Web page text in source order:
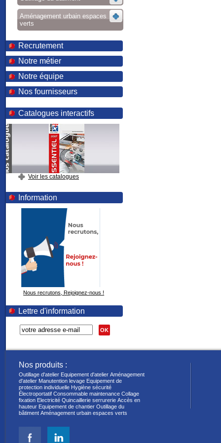
Aménagement urbain espaces
verts
Recrutement
Notre métier
Notre équipe
Nos fournisseurs
Catalogues interactifs
Voir les catalogues
Information
Nous recrutons, Rejoignez-nous !
Lettre d'information
OK
Nos produits :
Outillage d'atelier Equipement d'atelier Aménagement
d'atelier Manutention levage Equipement de
protection individuelle Hygiène sécurité
Électroportatif Consommable maintenance Collage
fixation Electricité Quincaillerie serrurerie Accès en
hauteur Equipement de chantier Outillage du
bâtiment Aménagement urbain espaces verts